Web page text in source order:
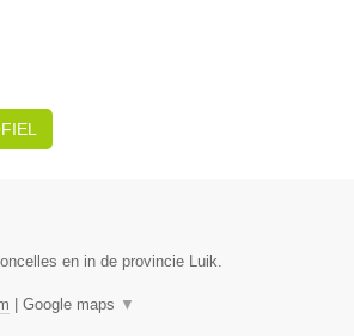
en in de provincie Luik.
Google maps ▼